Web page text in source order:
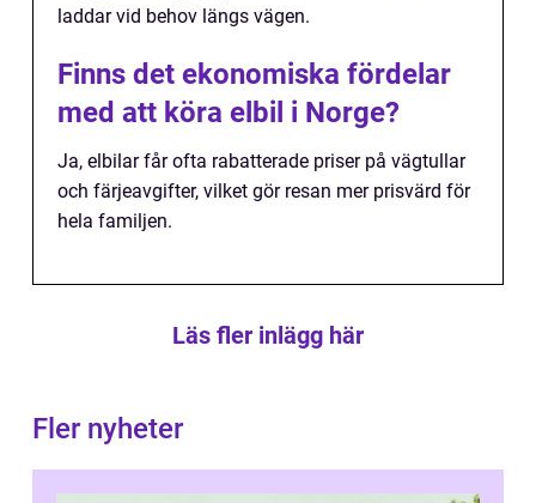
laddar vid behov längs vägen.
Finns det ekonomiska fördelar
med att köra elbil i Norge?
Ja, elbilar får ofta rabatterade priser på vägtullar
och färjeavgifter, vilket gör resan mer prisvärd för
hela familjen.
Läs fler inlägg här
Fler nyheter